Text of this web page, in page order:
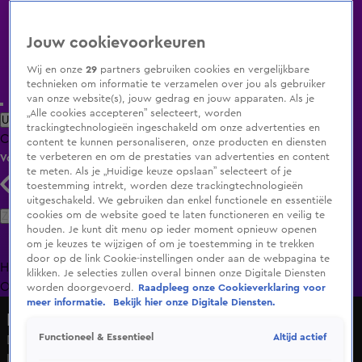
Uitzending Gemist Populaire programma's Zenders Genres
ClipsFilmsRadioSmart TV inlogShop
Volg KIJK
Zoeken
HomeUitzending Gemist Programma's De Bondgenoten
OranjezomerLivestreamsShop
Dood paus Franciscus maakt diepe indruk in Haarlemse
Jouw cookievoorkeuren
Wij en onze29 partners gebruiken cookies en vergelijkbare
technieken om informatie te verzamelen over jou als gebruiker
van onze website(s), jouw gedrag en jouw apparaten. Als je
„Alle cookies accepteren” selecteert, worden
trackingtechnologieën ingeschakeld om onze advertenties en
content te kunnen personaliseren, onze producten en diensten
te verbeteren en om de prestaties van advertenties en content
te meten. Als je „Huidige keuze opslaan” selecteert of je
toestemming intrekt, worden deze trackingtechnologieën
uitgeschakeld. We gebruiken dan enkel functionele en essentiële
cookies om de website goed te laten functioneren en veilig te
houden. Je kunt dit menu op ieder moment opnieuw openen
om je keuzes te wijzigen of om je toestemming in te trekken
door op de link Cookie-instellingen onder aan de webpagina te
klikken. Je selecties zullen overal binnen onze Digitale Diensten
worden doorgevoerd.
Raadpleeg onze Cookieverklaring voor
meer informatie.
Bekijk hier onze Digitale Diensten.
Functioneel & Essentieel Altijd actief